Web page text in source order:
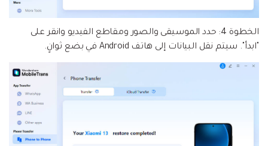
الخطوة 4:
حدد الموسيقى والصور ومقاطع الفيديو وانقر على
"ابدأ". سيتم نقل البيانات إلى هاتف Android في بضع ثوانٍ.